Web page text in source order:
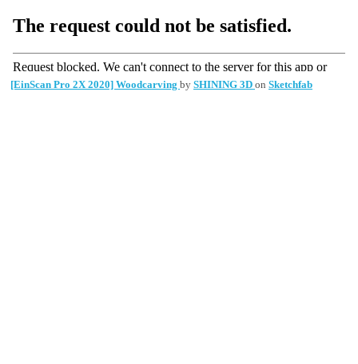
[EinScan Pro 2X 2020] Woodcarving by SHINING 3D on Sketchfab